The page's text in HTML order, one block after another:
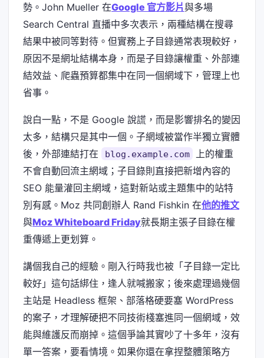
勢。John Mueller 在Google 官方影片與多場
Search Central 直播中多次表示，兩種結構在搜尋
結果中被同等對待。但實務上子目錄通常表現較好，
原因不是網址結構本身，而是子目錄讓權重、外部連
結效益、爬蟲預算都集中在同一個網域下，管理上也
省事。
說白一點，不是 Google 說謊，而是影響排名的變因
太多，結構只是其中一個。子網域被當作半獨立實體
後，外部連結打在
blog.example.com
上的權重
不會自動回流主網域；子目錄則直接把新增內容的
SEO 能量灌回主網域，這對新站或主題集中的站特
別有感。Moz 共同創辦人 Rand Fishkin 在他的推文
與Moz Whiteboard Friday就長期主張子目錄在權
重傳遞上更划算。
講個我自己的經驗。剛入行時我也被「子目錄一定比
較好」這句話綁住，逢人就喊搬家；後來處理過幾個
主站是 Headless 框架、部落格硬要塞 WordPress
的案子，才理解硬把不同技術棧塞進同一個網域，效
能與維護反而崩掉。這個爭論其實吵了十多年，沒有
單一答案，要看情境。如果你還在拿捏整體策略方